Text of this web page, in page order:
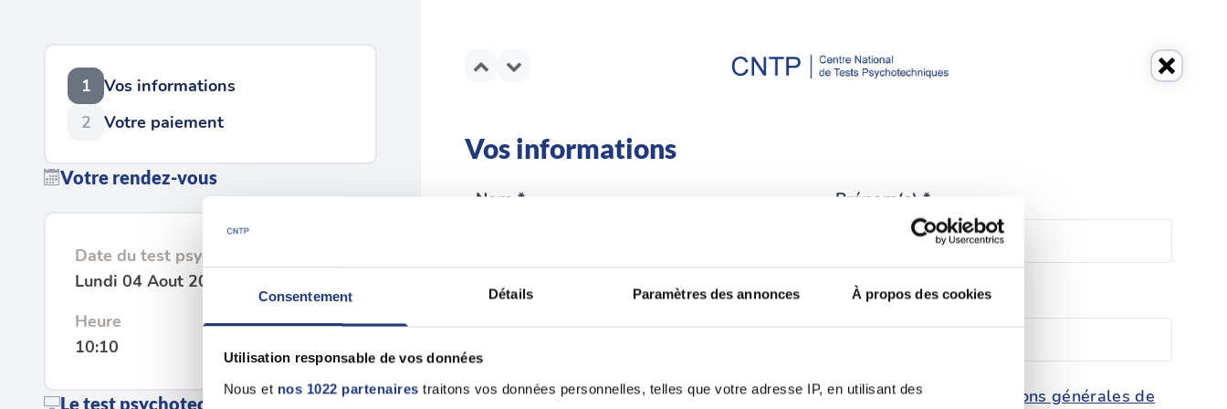
Consentement Détails Paramètres des annonces À propos des cookies
Utilisation responsable de vos données
Nous et nos 1022 partenaires traitons vos données personnelles, telles que votre adresse IP, en utilisant des
1
Vos informations
2
Votre paiement
Votre rendez-vous
Date du test psychotechnique
Lundi 04 Aout 2025
Heure
10:10
Le test psychotechnique
Vos informations
Nom * Prénom(s) *
Email * Téléphone *
En validant ce formulaire, j'accepte la politique de protection des données et les
conditions générales de